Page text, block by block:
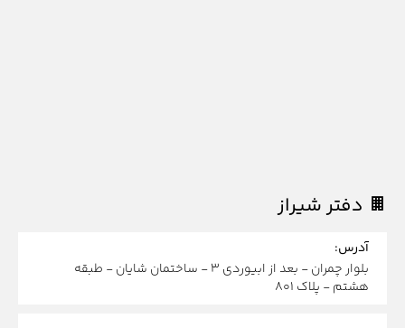
دفتر شیراز
آدرس:
بلوار چمران - بعد از ابیوردی 3 - ساختمان شایان - طبقه
هشتم - پلاک 801